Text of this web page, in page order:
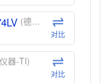
(德州仪器-TI)
对比
器-TI)
对比